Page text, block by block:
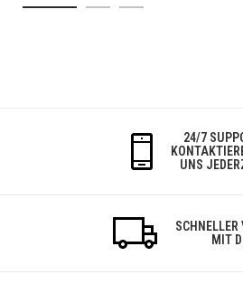
24/7
UNS
SCHNELLER
MIT